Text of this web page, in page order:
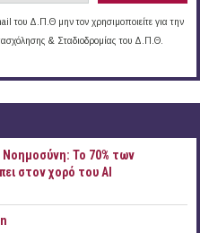
του Δ.Π.Θ μην τον χρησιμοποιείτε για την
& Σταδιοδρομίας του Δ.Π.Θ.
Το 70% των
στον χορό του AI